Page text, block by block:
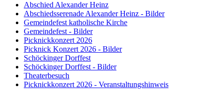
Abschied Alexander Heinz
Abschiedsserenade Alexander Heinz - Bilder
Gemeindefest katholische Kirche
Gemeindefest - Bilder
Picknickkonzert 2026
Picknick Konzert 2026 - Bilder
Schöckinger Dorffest
Schöckinger Dorffest - Bilder
Theaterbesuch
Picknickkonzert 2026 - Veranstaltungshinweis